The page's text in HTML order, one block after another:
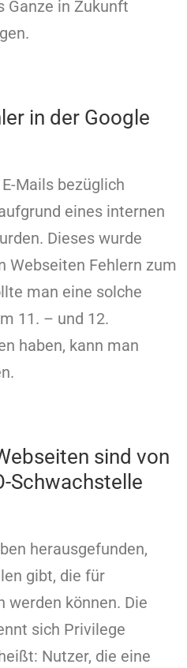
Ganze in Zukunft
in der Google
Mails bezüglich
eines internen
Dieses wurde
Webseiten Fehlern zum
man eine solche
11. – und 12.
haben, kann man
sind von
Schwachstelle
herausgefunden,
gibt, die für
werden können. Die
sich Privilege
Nutzer, die eine